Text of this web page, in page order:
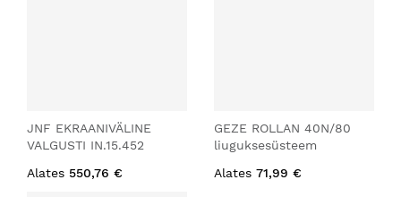
JNF EKRAANIVÄLINE
VALGUSTI IN.15.452
Alates 550,76 €
GEZE ROLLAN 40N/80
liuguksesüsteem
Alates 71,99 €